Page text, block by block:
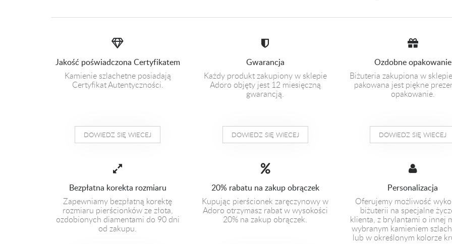
Jakość poświadczona Certyfikatem
Kamienie szlachetne posiadają
Certyfikat Autentyczności.
DOWIEDZ SIĘ WIECEJ
Gwarancja
Każdy produkt zakupiony w sklepie
Adoro objęty jest 12 miesięczną
gwarancją.
DOWIEDZ SIĘ WIECEJ
Ozdobne opakowanie
Biżuteria zakupiona w
pakowana jest piękne
opakowanie.
DOWIEDZ SIĘ WIECEJ
Bezpłatna korekta rozmiaru
Zapewniamy bezpłatną korektę
rozmiaru pierścionków ze złota,
ozdobionych diamentami do 90 dni
od zakupu.
20% rabatu na zakup obrączek
Kupując pierścionek zaręczynowy w
Adoro otrzymasz rabat w wysokości
20% na zakup obrączek.
Personalizacja
Oferujemy możliwość
biżuterii na specjalne
klienta, z brylantami o innej
wybranym kamieniem
lub w określonym kolorze